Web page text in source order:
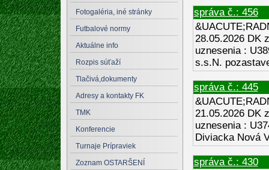
Fotogaléria, iné stránky
Futbalové normy
Aktuálne info
Rozpis súťaží
Tlačivá,dokumenty
Adresy a kontakty FK
TMK
Konferencie
Turnaje Prípraviek
Zoznam OSTARŠENÍ
správa č.: 456
28.05.2026 DK
uznesenia :
s.s.N.
správa č.: 445
21.05.2026 DK
uznesenia :
Diviacka Nová
správa č.: 430